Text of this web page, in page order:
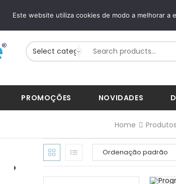
VISA, Mastercard, MBWay... +351 926 268 200
PROMOÇÕES NOVIDADES
Home Produtos
Este website utiliza cookies de modo a melhorar a